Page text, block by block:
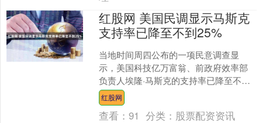
红股网 美国民调显示马斯克
支持率已降至不到25%
当地时间周四公布的一项民意调查显
示，美国科技亿万富翁、前政府效率部
负责人埃隆·马斯克的支持率已降至不足
25%。 根据最新民调，马斯克的受欢迎
程度仅为23%，而....
红股网
查看：91 分类： 股票配资资讯